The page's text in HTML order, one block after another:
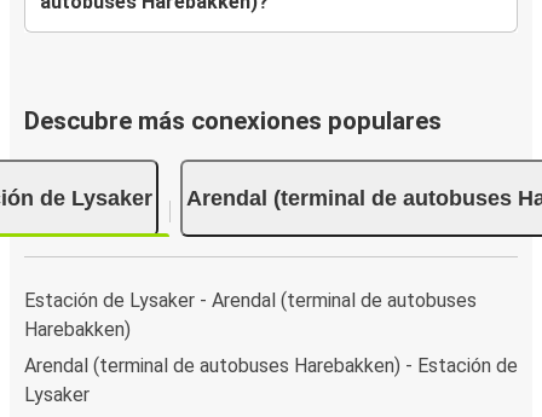
Descubre más conexiones populares
de Lysaker Arendal (terminal de autobuses
Estación de Lysaker - Arendal (terminal de autobuses
Harebakken)
Arendal (terminal de autobuses Harebakken) - Estación de
Lysaker